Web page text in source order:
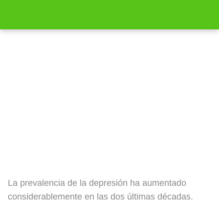
La prevalencia de la depresión ha aumentado
considerablemente en las dos últimas décadas.